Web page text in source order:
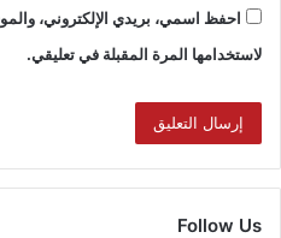
احفظ اسمي، بريدي الإلكتروني،
لاستخدامها المرة المقبلة في تعليقي.
Follow Us